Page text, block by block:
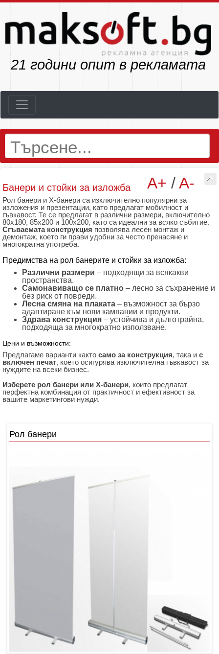
23 години опит в рекламата
A+ /A-
Банери и стойки за изложба
Рол банери и X-банери са изключително популярни за
изложения и презентации, като предлагат мобилност и
гъвкавост. Те се предлагат в различни размери, включително
80х180, 85х200 и 100х200, като са идеални за всяко събитие.
Сгъваемата конструкция позволява лесен монтаж и
демонтаж, което ги прави удобни за често пренасяне и
многократна употреба.
Предимства на рол банерите и стойки за изложба:
Различни размери – подходящи за всякакви
пространства.
Самонавиващо се платно – лесно за съхранение и
без риск от повреди.
Лесна смяна на плаката – възможност за бързо
адаптиране към нови кампании и продукти.
Здрава конструкция – устойчива и дълготрайна,
подходяща за многократно използване.
Цени и възможности:
Предлагаме варианти както само за конструкция, така и с
включен печат, което осигурява изключителна гъвкавост за
нуждите на всеки бизнес.
Изберете рол банери или X-банери, които предлагат
перфектна комбинация от практичност и ефективност за
вашите маркетингови нужди.
Рол банери